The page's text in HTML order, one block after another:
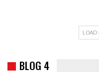
BLOG 4